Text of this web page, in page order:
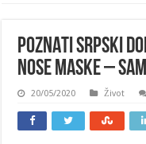
POZNATI SRPSKI
nose maske –
20/05/2020 Život